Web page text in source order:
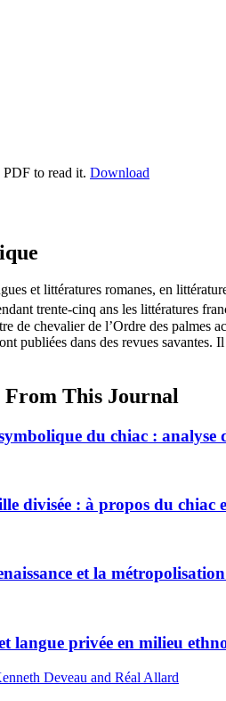
to read it. Download
et littératures romanes, en
trente-cinq ans les littératures
de chevalier de l’Ordre des palmes
publiées dans des revues savantes.
This Journal
du chiac : analyse
divisée : à propos du chiac
et la
langue privée en milieu
Deveau and Réal Allard